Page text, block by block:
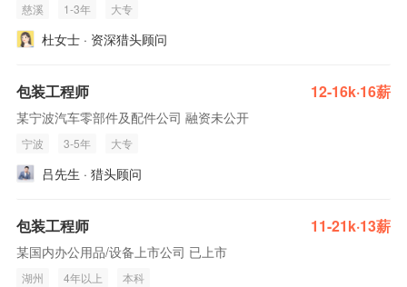
慈溪 1-3年 大专
杜女士 · 资深猎头顾问
包装工程师 12-16k·16薪
某宁波汽车零部件及配件公司 融资未公开
宁波 3-5年 大专
吕先生 · 猎头顾问
包装工程师 11-21k·13薪
某国内办公用品/设备上市公司 已上市
湖州 4年以上 本科